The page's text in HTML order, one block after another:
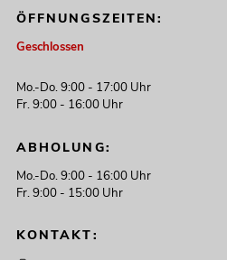
ÖFFNUNGSZEITEN:
Geschlossen
Mo.-Do. 9:00 - 17:00 Uhr
Fr. 9:00 - 16:00 Uhr
ABHOLUNG:
Mo.-Do. 9:00 - 16:00 Uhr
Fr. 9:00 - 15:00 Uhr
KONTAKT: